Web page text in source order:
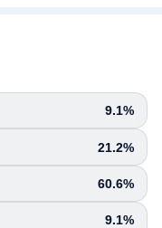
9.1%
21.2%
60.6%
9.1%